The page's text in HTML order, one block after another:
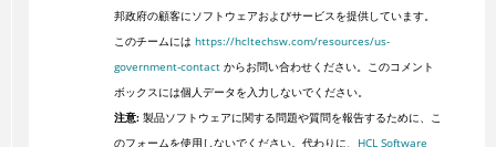
邦政府の顧客にソフトウェアおよびサービスを提供しています。
このチームには https://hcltechsw.com/resources/us-
government-contactからお問い合わせください。このコメント
ボックスには個人データを入力しないでください。
注意:製品ソフトウェアに関する問題や質問を報告するために、こ
のフォームを使用しないでください。代わりに、 HCL Software